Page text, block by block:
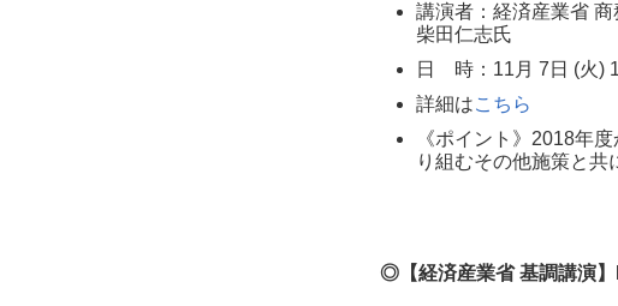
講演者：経済産業省
柴田仁志氏
日 時：11月 7日 (火)
詳細はこちら
《ポイント》2018年
り組むその他施策と共
◎【経済産業省 基調講演